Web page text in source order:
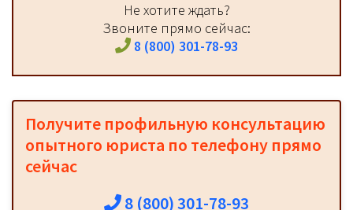
Не хотите ждать?
Звоните прямо сейчас:
8 (800) 301-78-93
Получите профильную консультацию
опытного юриста по телефону прямо
сейчас
8 (800) 301-78-93